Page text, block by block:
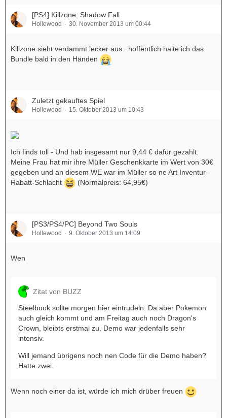
[PS4] Killzone: Shadow Fall
Hollewood 30. November 2013 um 00:44
Killzone sieht verdammt lecker aus...hoffentlich halte ich das
Bundle bald in den Händen
Zuletzt gekauftes Spiel
Hollewood 15. Oktober 2013 um 10:43
Ich finds toll - Und hab insgesamt nur 9,44 € dafür gezahlt.
Meine Frau hat mir ihre Müller Geschenkkarte im Wert von 30€
gegeben und an diesem WE war im Müller so ne Art Inventur-
Rabatt-Schlacht
(Normalpreis: 64,95€)
[PS3/PS4/PC] Beyond Two Souls
Hollewood 9. Oktober 2013 um 14:09
Wen
Zitat von BUZZ
Steelbook sollte morgen hier eintrudeln. Da aber Pokemon
auch gleich kommt und am Freitag auch noch Dragon's
Crown, bleibts erstmal zu. Demo war jedenfalls sehr
intensiv.
Will jemand übrigens noch nen Code für die Demo haben?
Hatte zwei.
Wenn noch einer da ist, würde ich mich drüber freuen